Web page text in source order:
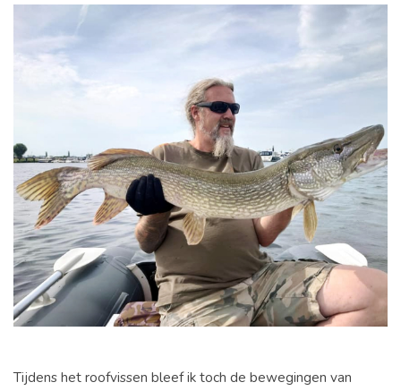
Tijdens het roofvissen bleef ik toch de bewegingen van